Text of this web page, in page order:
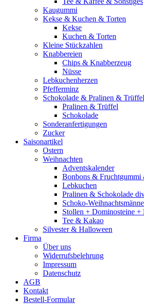
Kaugummi
Kekse & Kuchen & Torten
Kekse
Kuchen & Torten
Kleine Stückzahlen
Knabbereien
Chips & Knabberzeug
Nüsse
Lebkuchenherzen
Pfefferminz
Schokolade & Pralinen & Trüffel
Pralinen & Trüffel
Schokolade
Sonderanfertigungen
Zucker
Saisonartikel
Ostern
Weihnachten
Adventskalender
Bonbons & Fruchtgummi
Lebkuchen
Pralinen & Schokolade
Schoko-
Stollen + Dominosteine +
Tee & Kakao
Silvester & Halloween
Firma
Über uns
Widerrufsbelehrung
Impressum
Datenschutz
AGB
Kontakt
Bestell-Formular